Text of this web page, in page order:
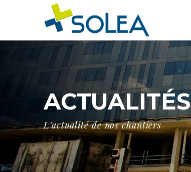
ACTUALITÉS
L'actualité de nos chantiers